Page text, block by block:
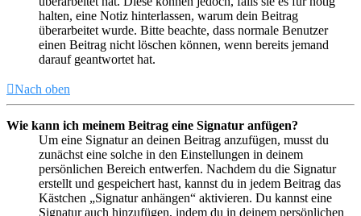
halten, eine Notiz hinterlassen, warum dein Beitrag
überarbeitet wurde. Bitte beachte, dass normale Benutzer
einen Beitrag nicht löschen können, wenn bereits jemand
darauf geantwortet hat.
Nach oben
Wie kann ich meinem Beitrag eine Signatur anfügen?
Um eine Signatur an deinen Beitrag anzufügen, musst du
zunächst eine solche in den Einstellungen in deinem
persönlichen Bereich entwerfen. Nachdem du die Signatur
erstellt und gespeichert hast, kannst du in jedem Beitrag das
Kästchen „Signatur anhängen“ aktivieren. Du kannst eine
Signatur auch hinzufügen, indem du in deinem persönlichen